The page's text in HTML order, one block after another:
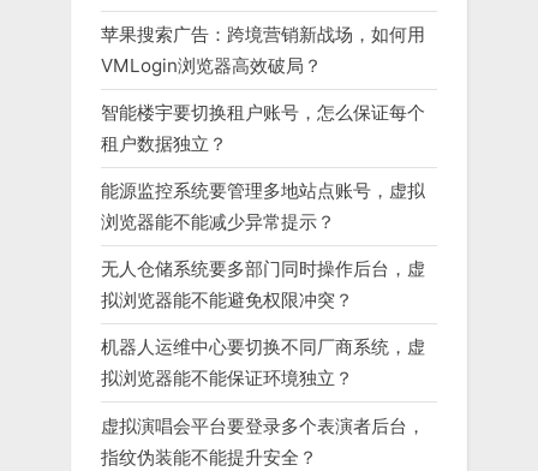
苹果搜索广告：跨境营销新战场，如何用
VMLogin浏览器高效破局？
智能楼宇要切换租户账号，怎么保证每个
租户数据独立？
能源监控系统要管理多地站点账号，虚拟
浏览器能不能减少异常提示？
无人仓储系统要多部门同时操作后台，虚
拟浏览器能不能避免权限冲突？
机器人运维中心要切换不同厂商系统，虚
拟浏览器能不能保证环境独立？
虚拟演唱会平台要登录多个表演者后台，
指纹伪装能不能提升安全？